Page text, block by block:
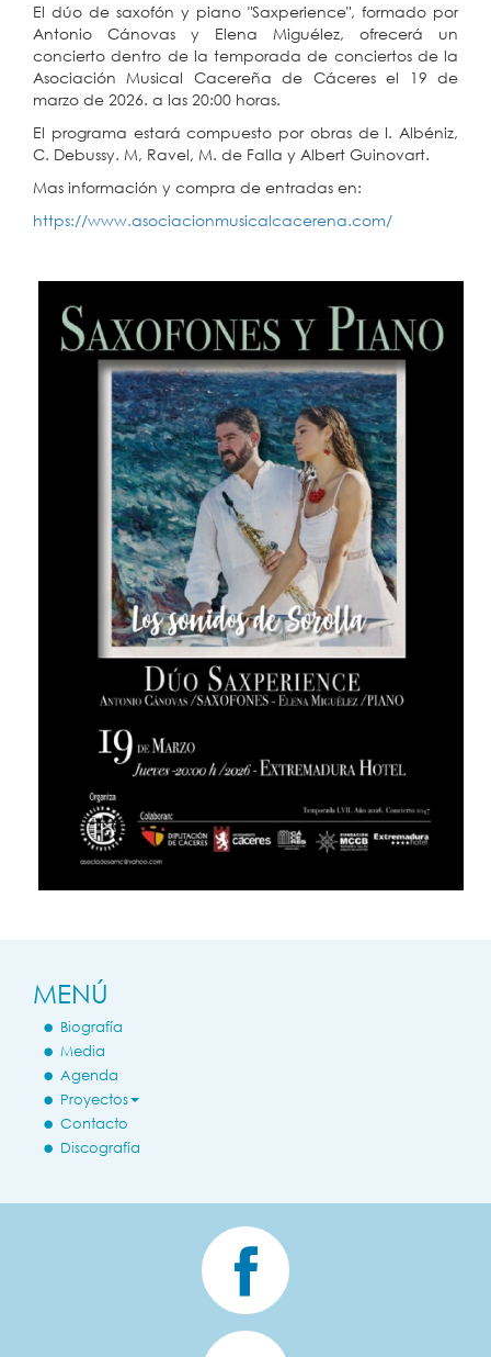
El dúo de saxofón y piano "Saxperience", formado por
Antonio Cánovas y Elena Miguélez, ofrecerá un
concierto dentro de la temporada de conciertos de la
Asociación Musical Cacereña de Cáceres el 19 de
marzo de 2026. a las 20:00 horas.
El programa estará compuesto por obras de I. Albéniz,
C. Debussy. M, Ravel, M. de Falla y Albert Guinovart.
Mas información y compra de entradas en:
https://www.asociacionmusicalcacerena.com/
MENÚ
Biografía
Media
Agenda
Proyectos
Contacto
Discografía